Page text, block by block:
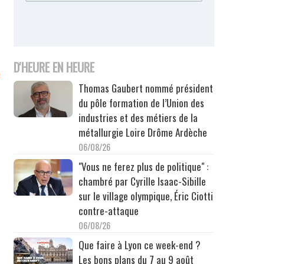
D'HEURE EN HEURE
Thomas Gaubert nommé président
du pôle formation de l’Union des
industries et des métiers de la
métallurgie Loire Drôme Ardèche
06/08/26
"Vous ne ferez plus de politique" :
chambré par Cyrille Isaac-Sibille
sur le village olympique, Éric Ciotti
contre-attaque
06/08/26
Que faire à Lyon ce week-end ?
Les bons plans du 7 au 9 août